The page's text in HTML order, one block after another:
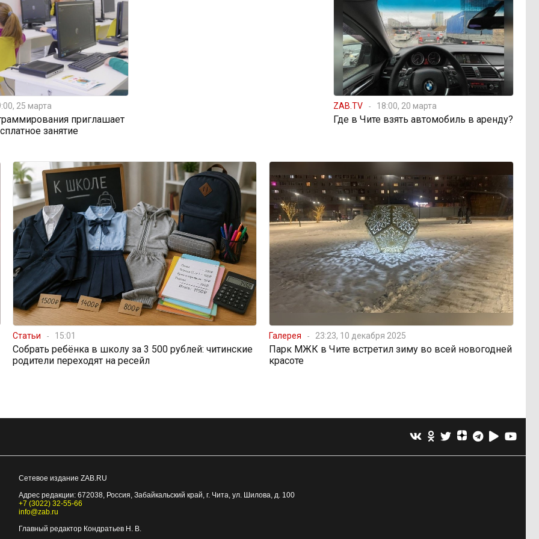
25 марта
приглашает
занятие
ZAB.TV 18:00, 20 марта
Где в Чите взять автомобиль в аренду?
Статьи 15:01
Собрать ребёнка в школу за 3 500 рублей: читинские
родители переходят на ресейл
Галерея 23:23, 10 декабря 2025
Парк МЖК в Чите встретил зиму во всей новогодней
красоте
Сетевое издание ZAB.RU
Адрес редакции: 672038, Россия, Забайкальский край, г. Чита, ул. Шилова, д. 100
+7 (3022) 32-55-66
info@zab.ru
Главный редактор Кондратьев Н. В.